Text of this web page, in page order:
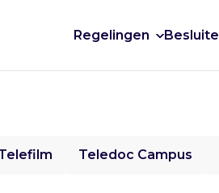
Regelingen
Teledoc Campus